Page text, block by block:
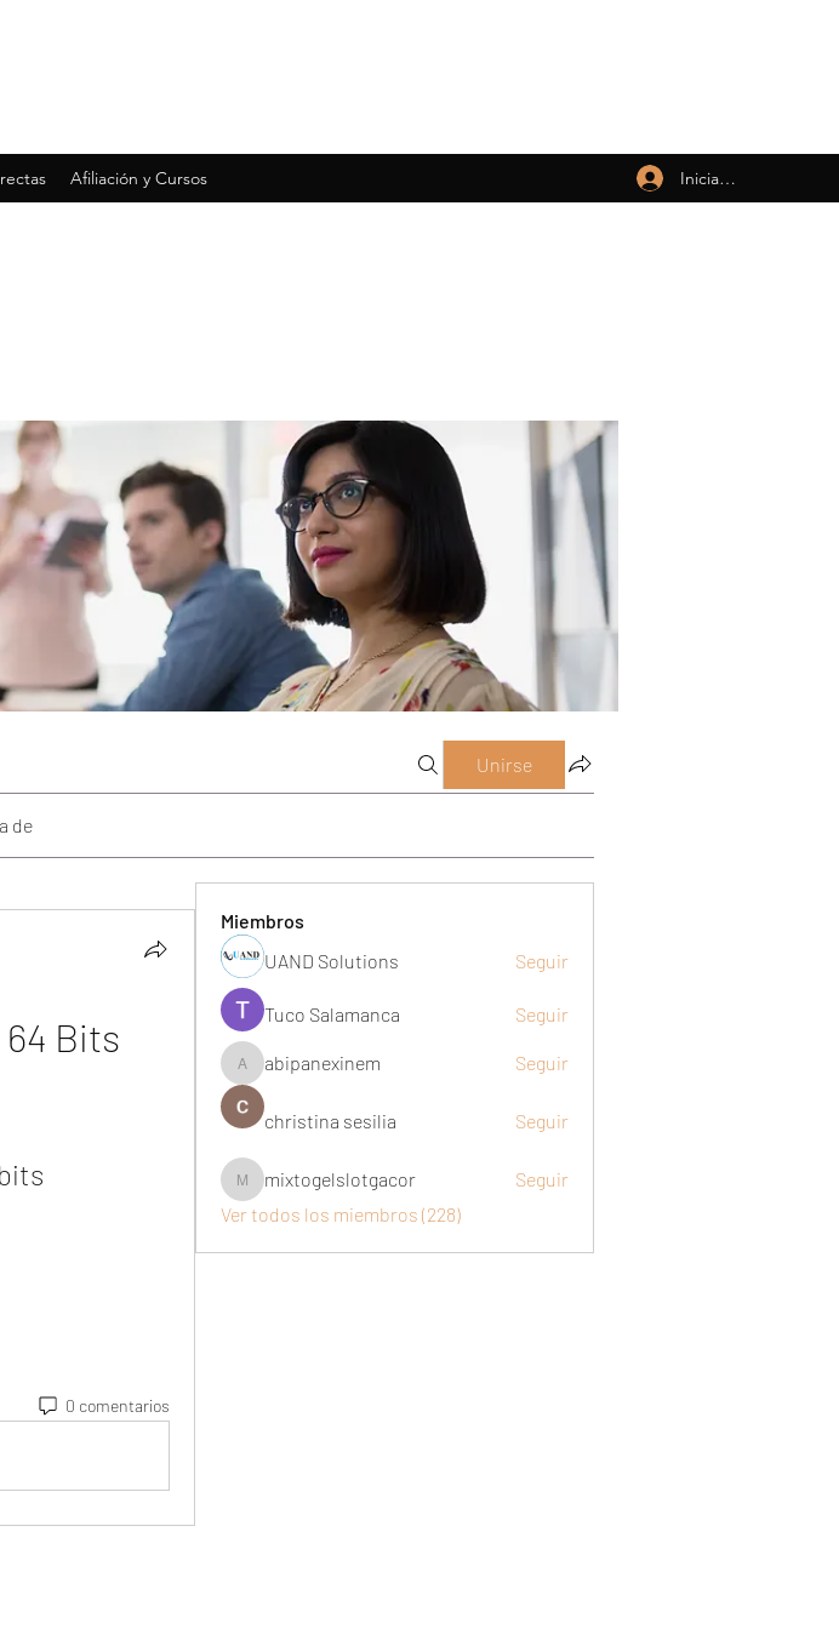
Afiliación y Cursos Iniciar sesión
Unirse
de
64 Bits
0 comentarios
Miembros
UAND Solutions
Seguir
Tuco Salamanca Seguir
abipanexinem
abipanexinem Seguir
christina sesilia Seguir
mixtogelslotgacor
mixtogelslotgacor
Seguir
Ver todos los miembros (228)